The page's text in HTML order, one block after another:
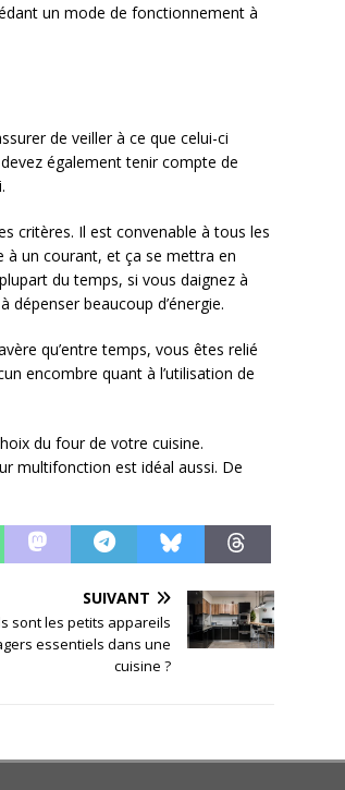
un mode de fonctionnement à
de veiller à ce que celui-ci
également tenir compte de
critères. Il est convenable à tous les
à un courant, et ça se mettra en
du temps, si vous daignez à
dépenser beaucoup d’énergie.
qu’entre temps, vous êtes relié
encombre quant à l’utilisation de
du four de votre cuisine.
multifonction est idéal aussi. De
SUIVANT
sont les petits appareils
essentiels dans une
cuisine ?